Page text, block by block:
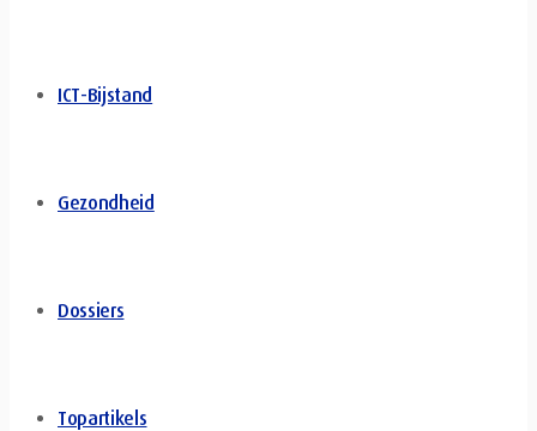
ICT-Bijstand
Gezondheid
Dossiers
Topartikels